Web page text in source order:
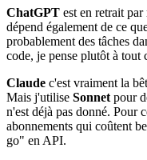
ChatGPT est en retrait
dépend également de ce
probablement des tâches
code, je pense plutôt à tout
Claude c'est vraiment la
Mais j'utilise Sonnetpour
n'est déjà pas donné. Pour
abonnements qui coûtent
go" en API.